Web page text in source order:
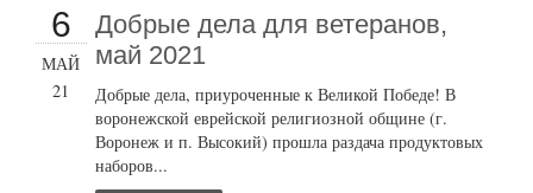
6
МАЙ
21
Добрые дела для ветеранов,
май 2021
Добрые дела, приуроченные к Великой Победе! В
воронежской еврейской религиозной общине (г.
Воронеж и п. Высокий) прошла раздача продуктовых
наборов...